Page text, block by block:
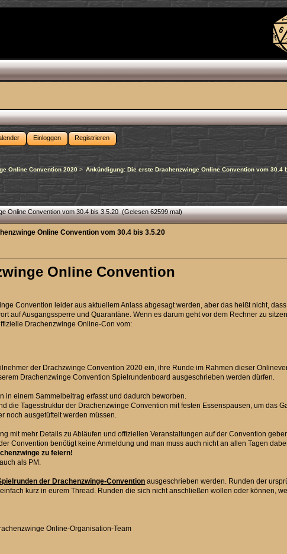
Einloggen Registrieren
Online Convention 2020> Ankündigung: Die erste Drachenzwinge Online Convention vom 30.4
Online Convention vom 30.4 bis 3.5.20 (Gelesen 62599 mal)
Online Convention vom 30.4 bis 3.5.20
Online Convention
Convention leider aus aktuellem Anlass abgesagt werden, aber das heißt nicht,
auf Ausgangssperre und Quarantäne. Wenn es darum geht vor dem Rechner zu
Drachenzwinge Online-Con vom:
der Drachzwinge Convention 2020 ein, ihre Runde im Rahmen dieser
Drachenzwinge Convention Spielrundenboard ausgeschrieben werden dürfen.
in einem Sammelbeitrag erfasst und dadurch beworben.
die Tagesstruktur der Drachenzwinge Convention mit festen Essenspausen, um das
noch ausgetüftelt werden müssen.
mit mehr Details zu Abläufen und offiziellen Veranstaltungen auf der Convention
Convention benötigt keine Anmeldung und man muss auch nicht an allen Tagen
zu feiern!
als PM.
der Drachenzwinge-Convention ausgeschrieben werden. Runden der
kurz in eurem Thread. Runden die sich nicht anschließen wollen oder können,
Online-Organisation-Team